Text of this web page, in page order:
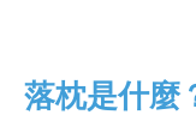
落枕是什麼